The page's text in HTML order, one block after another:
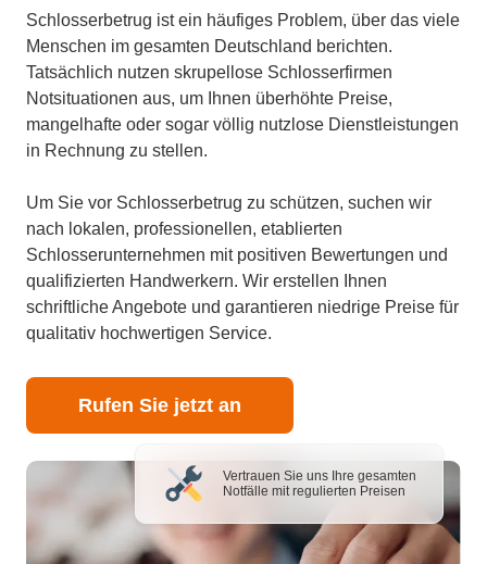
Schlosserbetrug ist ein häufiges Problem, über das viele
Menschen im gesamten Deutschland berichten.
Tatsächlich nutzen skrupellose Schlosserfirmen
Notsituationen aus, um Ihnen überhöhte Preise,
mangelhafte oder sogar völlig nutzlose Dienstleistungen
in Rechnung zu stellen.
Um Sie vor Schlosserbetrug zu schützen, suchen wir
nach lokalen, professionellen, etablierten
Schlosserunternehmen mit positiven Bewertungen und
qualifizierten Handwerkern. Wir erstellen Ihnen
schriftliche Angebote und garantieren niedrige Preise für
qualitativ hochwertigen Service.
Rufen Sie jetzt an
Vertrauen Sie uns Ihre gesamten
Notfälle mit regulierten Preisen